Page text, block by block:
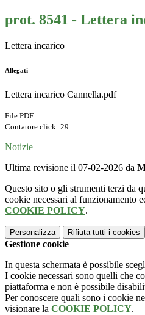
prot. 8541 - Lettera
Lettera incarico
Allegati
Lettera incarico Cannella.pdf
File PDF
Contatore click: 29
Notizie
Ultima revisione il 07-02-2026 da
Questo sito o gli strumenti terzi da
cookie necessari al funzionamento
COOKIE POLICY.
Personalizza Rifiuta tutti i cookies
Gestione cookie
In questa schermata è possibile
I cookie necessari sono quelli che
piattaforma e non è possibile
Per conoscere quali sono i cookie
visionare la COOKIE POLICY.